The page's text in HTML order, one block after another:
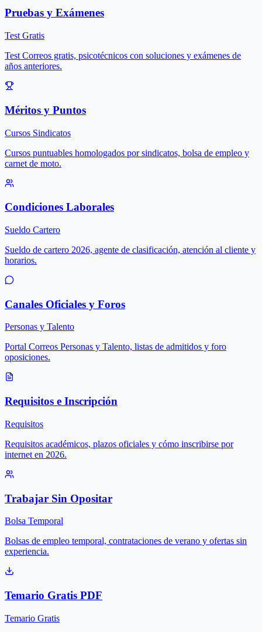
Pruebas y Exámenes
Test Gratis
Test Correos gratis, psicotécnicos con soluciones y exámenes de
años anteriores.
Méritos y Puntos
Cursos Sindicatos
Cursos puntuables homologados por sindicatos, bolsa de empleo y
carnet de moto.
Condiciones Laborales
Sueldo Cartero
Sueldo de cartero 2026, agente de clasificación, atención al cliente y
horarios.
Canales Oficiales y Foros
Personas y Talento
Portal Correos Personas y Talento, listas de admitidos y foro
oposiciones.
Requisitos e Inscripción
Requisitos
Requisitos académicos, plazos oficiales y cómo inscribirse por
internet en 2026.
Trabajar Sin Opositar
Bolsa Temporal
Bolsas de empleo temporal, contrataciones de verano y ofertas sin
experiencia.
Temario Gratis PDF
Temario Gratis